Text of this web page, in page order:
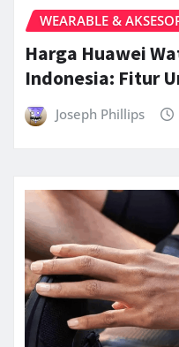
WEARABLE &
Harga Huawei
Indonesia: Fitur
Joseph Phillips